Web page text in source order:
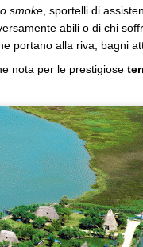
smoke , sportelli di
abili o di chi
portano alla riva, bagni
nota per le prestigiose